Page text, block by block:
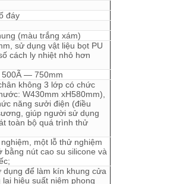
đáy
(màu trắng xám)
sử dụng vật liệu bọt PU
cách ly nhiệt nhỏ hơn
500Ã — 750mm
không 3 lớp có chức
W430mm xH580mm),
năng sưởi điện (điều
giúp người sử dụng
toàn bộ quá trình thử
một lỗ thử nghiệm
nút cao su silicone và
để làm kín khung cửa
hiệu suất niêm phong